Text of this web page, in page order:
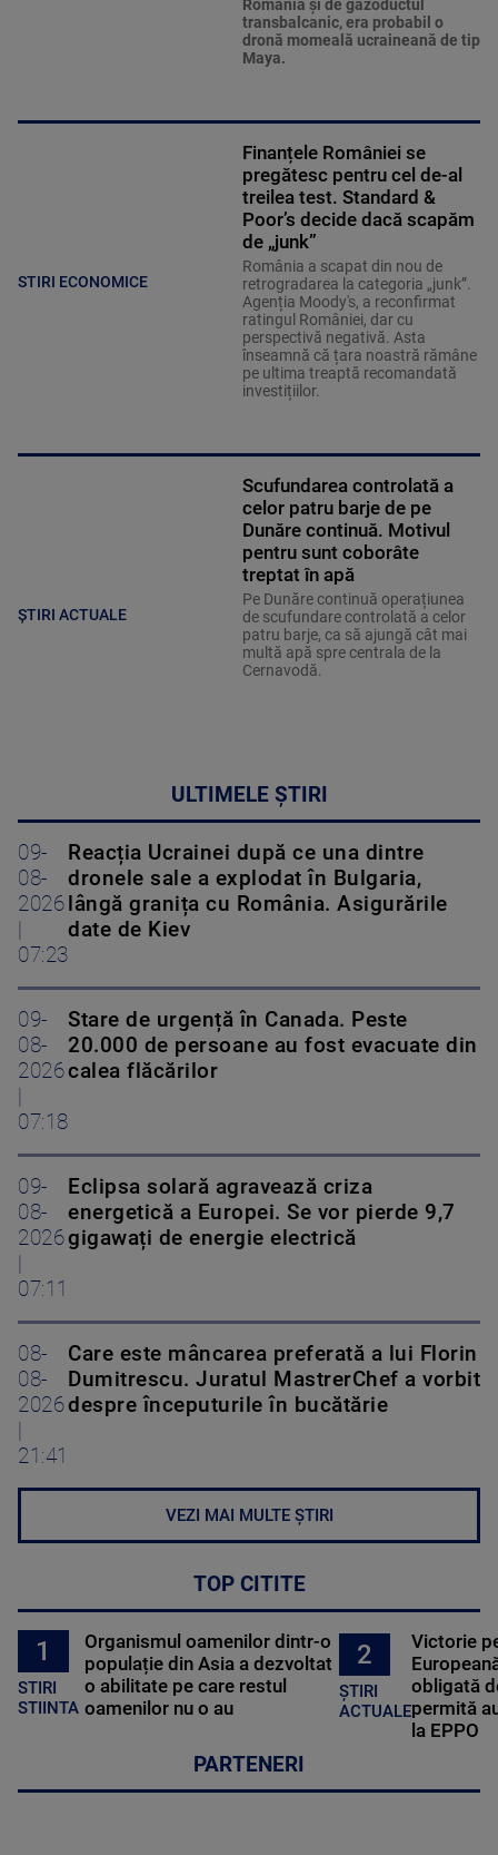
România şi de gazoductul
transbalcanic, era probabil o
dronă momeală ucraineană de tip
Maya.
STIRI ECONOMICE
Finanțele României se
pregătesc pentru cel de-al
treilea test. Standard &
Poor’s decide dacă scapăm
de „junk”
România a scapat din nou de
retrogradarea la categoria „junk”.
Agenția Moody's, a reconfirmat
ratingul României, dar cu
perspectivă negativă. Asta
înseamnă că țara noastră rămâne
pe ultima treaptă recomandată
investițiilor.
ȘTIRI ACTUALE
Scufundarea controlată a
celor patru barje de pe
Dunăre continuă. Motivul
pentru sunt coborâte
treptat în apă
Pe Dunăre continuă operațiunea
de scufundare controlată a celor
patru barje, ca să ajungă cât mai
multă apă spre centrala de la
Cernavodă.
ULTIMELE ȘTIRI
09-
08-
2026
07:23
Reacția Ucrainei după ce una dintre
dronele sale a explodat în Bulgaria,
lângă granița cu România. Asigurările
date de Kiev
09-
08-
2026
07:18
Stare de urgență în Canada. Peste
20.000 de persoane au fost evacuate din
calea flăcărilor
09-
08-
2026
07:11
Eclipsa solară agravează criza
energetică a Europei. Se vor pierde 9,7
gigawați de energie electrică
08-
08-
2026
21:41
Care este mâncarea preferată a lui Florin
Dumitrescu. Juratul MastrerChef a vorbit
despre începuturile în bucătărie
VEZI MAI MULTE ȘTIRI
TOP CITITE
1
STIRI
STIINTA
Organismul oamenilor dintr-o
populație din Asia a dezvoltat
o abilitate pe care restul
oamenilor nu o au
2
ȘTIRI
ACTUALE
Victorie
obligată
permită
la EPPO
PARTENERI